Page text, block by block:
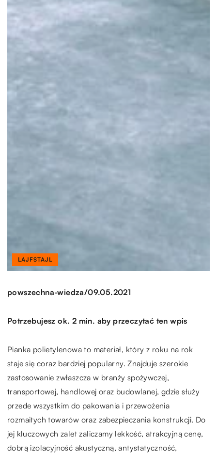
LAJFSTAJL
powszechna-wiedza/09.05.2021
Potrzebujesz ok. 2 min. aby przeczytać ten wpis
Pianka polietylenowa to materiał, który z roku na rok
staje się coraz bardziej popularny. Znajduje szerokie
zastosowanie zwłaszcza w branży spożywczej,
transportowej, handlowej oraz budowlanej, gdzie służy
przede wszystkim do pakowania i przewożenia
rozmaitych towarów oraz zabezpieczania konstrukcji. Do
jej kluczowych zalet zaliczamy lekkość, atrakcyjną cenę,
dobrą izolacyjność akustyczną, antystatyczność,